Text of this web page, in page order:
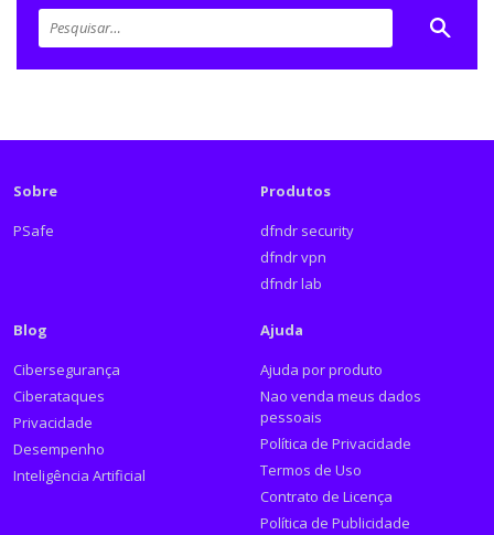
Sobre
PSafe
Produtos
dfndr security
dfndr vpn
dfndr lab
Blog
Cibersegurança
Ciberataques
Privacidade
Desempenho
Inteligência Artificial
Ajuda
Ajuda por produto
Nao venda meus dados
pessoais
Política de Privacidade
Termos de Uso
Contrato de Licença
Política de Publicidade